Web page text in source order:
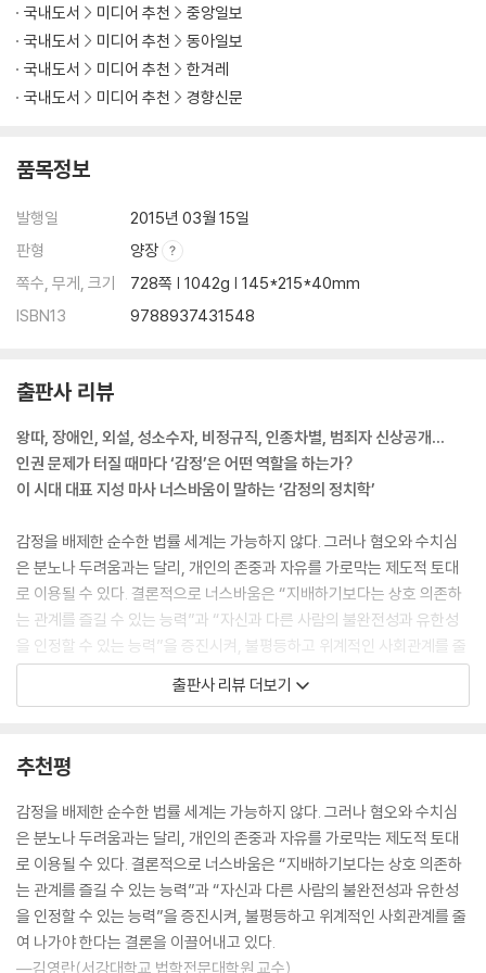
국내도서
미디어 추천
중앙일보
국내도서
미디어 추천
동아일보
국내도서
미디어 추천
한겨레
국내도서
미디어 추천 경향신문
품목정보
발행일
2015년 03월 15일
판형
양장
쪽수, 무게, 크기
728쪽 | 1042g | 145*215*40mm
ISBN13
9788937431548
출판사 리뷰
왕따, 장애인, 외설, 성소수자, 비정규직, 인종차별, 범죄자 신상공개…
인권 문제가 터질 때마다 ‘감정’은 어떤 역할을 하는가?
이 시대 대표 지성 마사 너스바움이 말하는 ‘감정의 정치학’
감정을 배제한 순수한 법률 세계는 가능하지 않다. 그러나 혐오와 수치심
은 분노나 두려움과는 달리, 개인의 존중과 자유를 가로막는 제도적 토대
로 이용될 수 있다. 결론적으로 너스바움은 “지배하기보다는 상호 의존하
는 관계를 즐길 수 있는 능력”과 “자신과 다른 사람의 불완전성과 유한성
을 인정할 수 있는 능력”을 증진시켜, 불평등하고 위계적인 사회관계를 줄
여 나가야 한다는 결론을 이끌어내고 있다.
―김영란(서강대학교 법학전문대학원 교수)
완전한 우리가 사는 이 불완전한 세상에서 차별, 배제, 억압이 아니라 평
등, 존중, 호혜를 구현하기 위해서는, 법과 제도 뒤에서 작동하고 영향력을
발휘하는 감정들을 직시하고 이와 대결해야 한다. 이 책은 ‘제도적 민주화’
이후 우리에게 절실한 ‘감정적 민주화’를 이루기 위한 철학적 토대가 될 것
이다.
―조국(서울대학교 법학전문대학원 교수)
약자를 ‘비정상’으로 규정하고 배척하려는 심리
출판사 리뷰 더보기
추천평
감정을 배제한 순수한 법률 세계는 가능하지 않다. 그러나 혐오와 수치심
은 분노나 두려움과는 달리, 개인의 존중과 자유를 가로막는 제도적 토대
로 이용될 수 있다. 결론적으로 너스바움은 “지배하기보다는 상호 의존하
는 관계를 즐길 수 있는 능력”과 “자신과 다른 사람의 불완전성과 유한성
을 인정할 수 있는 능력”을 증진시켜, 불평등하고 위계적인 사회관계를 줄
여 나가야 한다는 결론을 이끌어내고 있다.
―김영란(서강대학교 법학전문대학원 교수)